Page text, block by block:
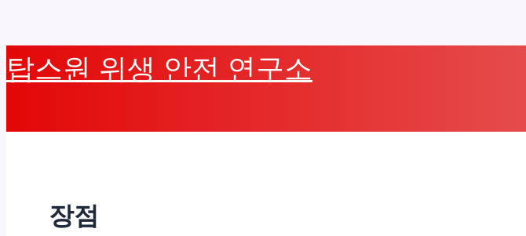
콘
텐
탑스원 위생 안전 연구소
장점